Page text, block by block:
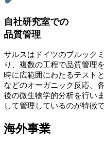
自社研究室での
品質管理
サルスはドイツのブルック
り、複数の工程で品質管理
時に広範囲にわたるテスト
などのオーガニック反応、
後の微生物学的分析を行い
して管理しているのが特徴で
海外事業